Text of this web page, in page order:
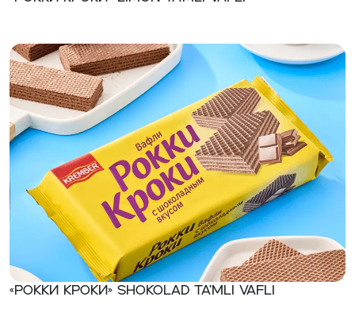
«Рокки Кроки» Shokolad ta’mli vafli